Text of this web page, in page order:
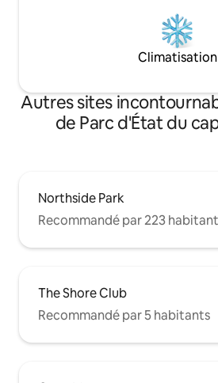
Climatisation
Autres sites
de Parc d'État du
Northside Park
Recommandé par 223
The Shore Club
Recommandé par 5 habitants